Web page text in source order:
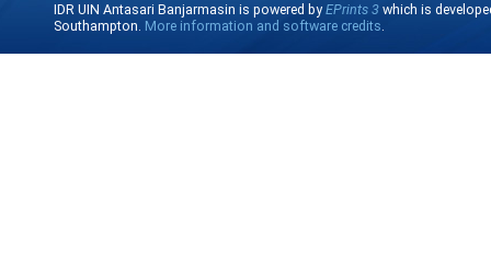
IDR UIN Antasari Banjarmasin is powered byEPrints 3 which is
Southampton. More information and software credits.